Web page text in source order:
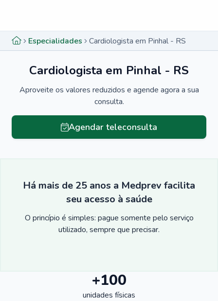
Especialidades Cardiologista em Pinhal - RS
Cardiologista em Pinhal - RS
Aproveite os valores reduzidos e agende agora a sua
consulta.
Agendar teleconsulta
Há mais de 25 anos a Medprev facilita
seu acesso à saúde
O princípio é simples: pague somente pelo serviço
utilizado, sempre que precisar.
+100
unidades físicas